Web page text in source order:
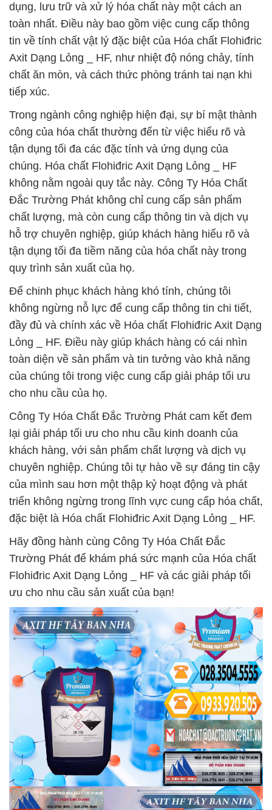
dụng, lưu trữ và xử lý hóa chất này một cách an
toàn nhất. Điều này bao gồm việc cung cấp thông
tin về tính chất vật lý đặc biệt của Hóa chất Flohiđric
Axit Dạng Lỏng _ HF, như nhiệt độ nóng chảy, tính
chất ăn mòn, và cách thức phòng tránh tai nạn khi
tiếp xúc.
Trong ngành công nghiệp hiện đại, sự bí mật thành
công của hóa chất thường đến từ việc hiểu rõ và
tận dụng tối đa các đặc tính và ứng dụng của
chúng. Hóa chất Flohiđric Axit Dạng Lỏng _ HF
không nằm ngoài quy tắc này. Công Ty Hóa Chất
Đắc Trường Phát không chỉ cung cấp sản phẩm
chất lượng, mà còn cung cấp thông tin và dịch vụ
hỗ trợ chuyên nghiệp, giúp khách hàng hiểu rõ và
tận dụng tối đa tiềm năng của hóa chất này trong
quy trình sản xuất của họ.
Để chinh phục khách hàng khó tính, chúng tôi
không ngừng nỗ lực để cung cấp thông tin chi tiết,
đầy đủ và chính xác về Hóa chất Flohiđric Axit Dạng
Lỏng _ HF. Điều này giúp khách hàng có cái nhìn
toàn diện về sản phẩm và tin tưởng vào khả năng
của chúng tôi trong việc cung cấp giải pháp tối ưu
cho nhu cầu của họ.
Công Ty Hóa Chất Đắc Trường Phát cam kết đem
lại giải pháp tối ưu cho nhu cầu kinh doanh của
khách hàng, với sản phẩm chất lượng và dịch vụ
chuyên nghiệp. Chúng tôi tự hào về sự đáng tin cậy
của mình sau hơn một thập kỷ hoạt động và phát
triển không ngừng trong lĩnh vực cung cấp hóa chất,
đặc biệt là Hóa chất Flohiđric Axit Dạng Lỏng _ HF.
Hãy đồng hành cùng Công Ty Hóa Chất Đắc
Trường Phát để khám phá sức mạnh của Hóa chất
Flohiđric Axit Dạng Lỏng _ HF và các giải pháp tối
ưu cho nhu cầu sản xuất của bạn!